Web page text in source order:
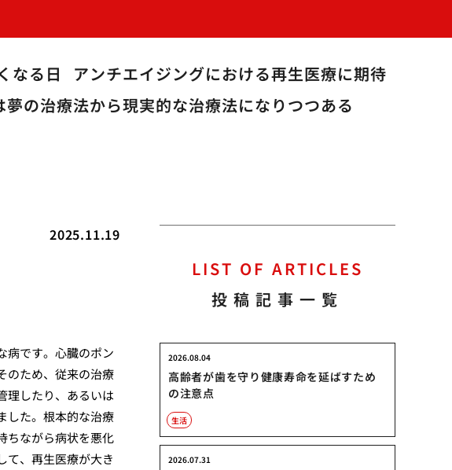
なる日
アンチエイジングにおける再生医療に期待
夢の治療法から現実的な治療法になりつつある
2025.11.19
病です。心臓のポン
のため、従来の治療
理したり、あるいは
した。根本的な治療
ちながら病状を悪化
て、再生医療が大き
LIST OF ARTICLES
投稿記事一覧
高齢者が歯を守り健康寿命を延ばすため
の注意点
2026.08.04
生活
2026.07.31